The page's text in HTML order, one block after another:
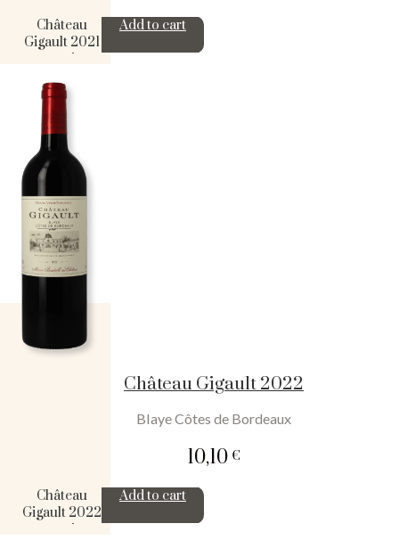
Château
Gigault 2021
quantity
Add to cart
Château Gigault 2022
Blaye Côtes de Bordeaux
10,10€
Château
Gigault 2022
quantity
Add to cart